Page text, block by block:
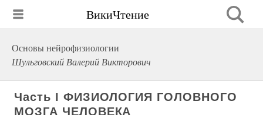
ВикиЧтение
Основы нейрофизиологии
Шульговский Валерий Викторович
Часть I ФИЗИОЛОГИЯ ГОЛОВНОГО
МОЗГА ЧЕЛОВЕКА